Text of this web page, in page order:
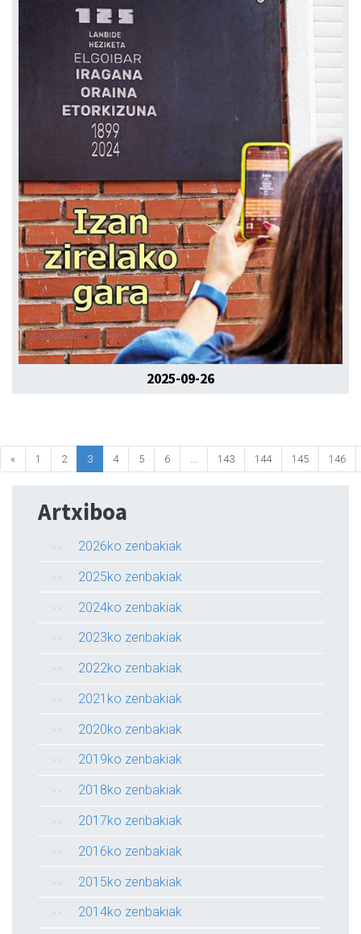
2025-09-26
« 1 2 3 4 5 6 143 144 145 146
Artxiboa
2026ko zenbakiak
2025ko zenbakiak
2024ko zenbakiak
2023ko zenbakiak
2022ko zenbakiak
2021ko zenbakiak
2020ko zenbakiak
2019ko zenbakiak
2018ko zenbakiak
2017ko zenbakiak
2016ko zenbakiak
2015ko zenbakiak
2014ko zenbakiak